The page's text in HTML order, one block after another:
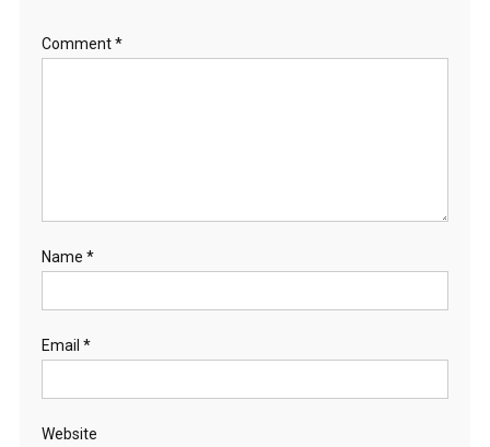
Comment*
Name *
Email *
Website